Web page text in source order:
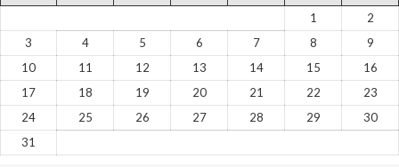
1
2
3
4 5 6 7 8
9
10
11 12 13 14 15
16
17
18 19 20 21 22
23
24
25 26 27 28 29
30
31